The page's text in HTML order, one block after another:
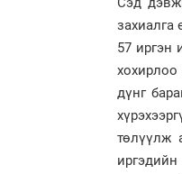
захиалга
57 иргэн
дүнг
төлүүлж